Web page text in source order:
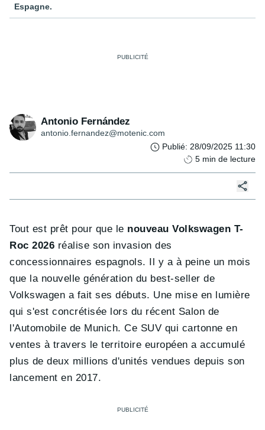
Espagne.
Antonio Fernández
antonio.fernandez@motenic.com
Publié: 28/09/2025 11:30
5 min de lecture
Tout est prêt pour que le nouveau Volkswagen T-
Roc 2026 réalise son invasion des
concessionnaires espagnols. Il y a à peine un mois
que la nouvelle génération du best-seller de
Volkswagen a fait ses débuts. Une mise en lumière
qui s'est concrétisée lors du récent Salon de
l'Automobile de Munich. Ce SUV qui cartonne en
ventes à travers le territoire européen a accumulé
plus de deux millions d'unités vendues depuis son
lancement en 2017.